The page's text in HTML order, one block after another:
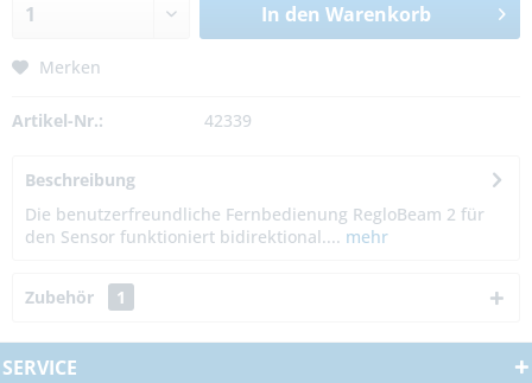
In den Warenkorb
Merken
Artikel-Nr.: 42339
Beschreibung
Die benutzerfreundliche Fernbedienung RegloBeam 2 für
den Sensor funktioniert bidirektional.... mehr
Zubehör 1
SERVICE